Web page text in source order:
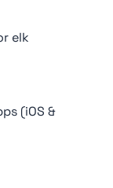
elk
(iOS &